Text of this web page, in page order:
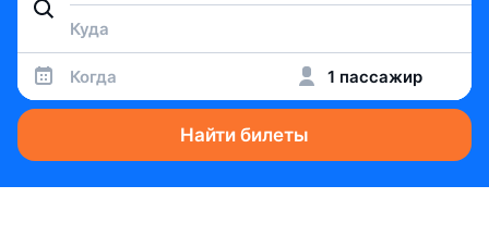
Когда 1 пассажир
Найти билеты